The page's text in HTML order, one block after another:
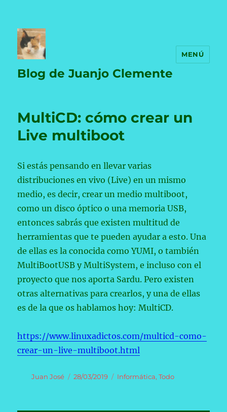
Blog de Juanjo Clemente
MENÚ
MultiCD: cómo crear un
Live multiboot
Si estás pensando en llevar varias
distribuciones en vivo (Live) en un mismo
medio, es decir, crear un medio multiboot,
como un disco óptico o una memoria USB,
entonces sabrás que existen multitud de
herramientas que te pueden ayudar a esto. Una
de ellas es la conocida como YUMI, o también
MultiBootUSB y MultiSystem, e incluso con el
proyecto que nos aporta Sardu. Pero existen
otras alternativas para crearlos, y una de ellas
es de la que os hablamos hoy: MultiCD.
https://www.linuxadictos.com/multicd-como-
crear-un-live-multiboot.html
Autor
Juan José
Publicado
28/03/2019 Categorías
Informática,Todo